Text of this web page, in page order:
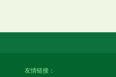
友情链接：